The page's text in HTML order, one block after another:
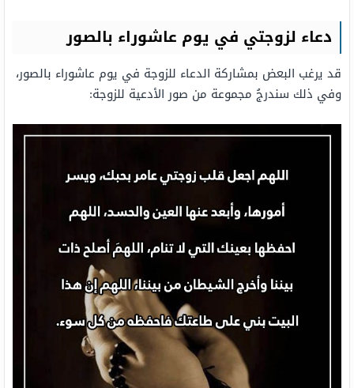
دعاء لزوجتي في يوم عاشوراء بالصور
قد يرغب البعض بمشاركة الدعاء للزوجة في يوم عاشوراء بالصور،
وفي ذلك سندرجُ مجموعة من صور الأدعية للزوجة: